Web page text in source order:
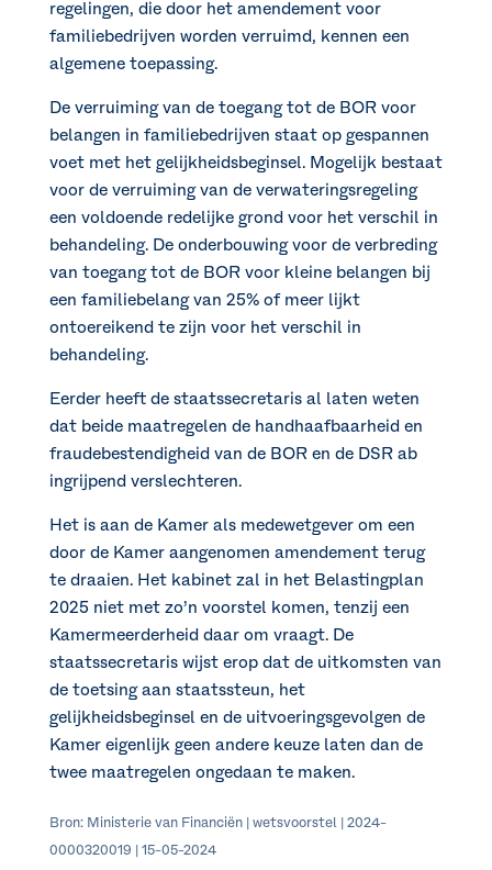
regelingen, die door het amendement voor
familiebedrijven worden verruimd, kennen een
algemene toepassing.
De verruiming van de toegang tot de BOR voor
belangen in familiebedrijven staat op gespannen
voet met het gelijkheidsbeginsel. Mogelijk bestaat
voor de verruiming van de verwateringsregeling
een voldoende redelijke grond voor het verschil in
behandeling. De onderbouwing voor de verbreding
van toegang tot de BOR voor kleine belangen bij
een familiebelang van 25% of meer lijkt
ontoereikend te zijn voor het verschil in
behandeling.
Eerder heeft de staatssecretaris al laten weten
dat beide maatregelen de handhaafbaarheid en
fraudebestendigheid van de BOR en de DSR ab
ingrijpend verslechteren.
Het is aan de Kamer als medewetgever om een
door de Kamer aangenomen amendement terug
te draaien. Het kabinet zal in het Belastingplan
2025 niet met zo’n voorstel komen, tenzij een
Kamermeerderheid daar om vraagt. De
staatssecretaris wijst erop dat de uitkomsten van
de toetsing aan staatssteun, het
gelijkheidsbeginsel en de uitvoeringsgevolgen de
Kamer eigenlijk geen andere keuze laten dan de
twee maatregelen ongedaan te maken.
Bron: Ministerie van Financiën | wetsvoorstel | 2024-
0000320019 | 15-05-2024